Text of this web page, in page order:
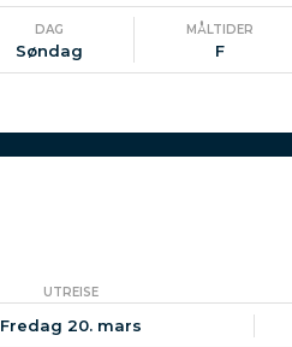
DAG
Søndag
MÅLTIDER
F
UTREISE
Fredag 20. mars